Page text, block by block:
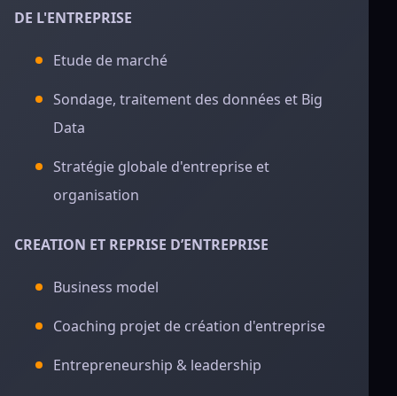
DE L'ENTREPRISE
Etude de marché
Sondage, traitement des données et Big
Data
Stratégie globale d'entreprise et
organisation
CREATION ET REPRISE D’ENTREPRISE
Business model
Coaching projet de création d'entreprise
Entrepreneurship & leadership